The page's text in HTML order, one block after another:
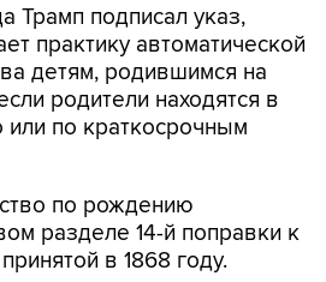
Трамп подписал указ,
практику автоматической
детям, родившимся на
родители находятся в
или по краткосрочным
по рождению
разделе 14-й поправки к
в 1868 году.